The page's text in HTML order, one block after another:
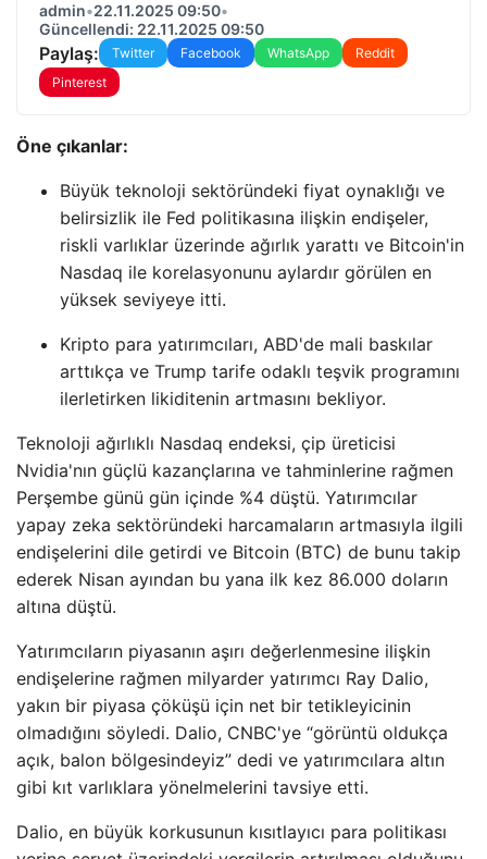
admin•22.11.2025 09:50•
Güncellendi: 22.11.2025 09:50
Paylaş: Twitter Facebook WhatsApp
Reddit
Pinterest
Öne çıkanlar:
Büyük teknoloji sektöründeki fiyat oynaklığı ve
belirsizlik ile Fed politikasına ilişkin endişeler,
riskli varlıklar üzerinde ağırlık yarattı ve Bitcoin'in
Nasdaq ile korelasyonunu aylardır görülen en
yüksek seviyeye itti.
Kripto para yatırımcıları, ABD'de mali baskılar
arttıkça ve Trump tarife odaklı teşvik programını
ilerletirken likiditenin artmasını bekliyor.
Teknoloji ağırlıklı Nasdaq endeksi, çip üreticisi
Nvidia'nın güçlü kazançlarına ve tahminlerine rağmen
Perşembe günü gün içinde %4 düştü. Yatırımcılar
yapay zeka sektöründeki harcamaların artmasıyla ilgili
endişelerini dile getirdi ve Bitcoin (BTC) de bunu takip
ederek Nisan ayından bu yana ilk kez 86.000 doların
altına düştü.
Yatırımcıların piyasanın aşırı değerlenmesine ilişkin
endişelerine rağmen milyarder yatırımcı Ray Dalio,
yakın bir piyasa çöküşü için net bir tetikleyicinin
olmadığını söyledi. Dalio, CNBC'ye “görüntü oldukça
açık, balon bölgesindeyiz” dedi ve yatırımcılara altın
gibi kıt varlıklara yönelmelerini tavsiye etti.
Dalio, en büyük korkusunun kısıtlayıcı para politikası